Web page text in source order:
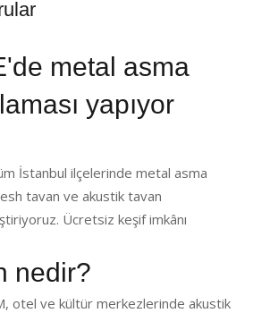
metal asma
yapıyor
İstanbul ilçelerinde metal asma
tavan ve akustik tavan
Ücretsiz keşif imkânı
nedir?
otel ve kültür merkezlerinde akustik